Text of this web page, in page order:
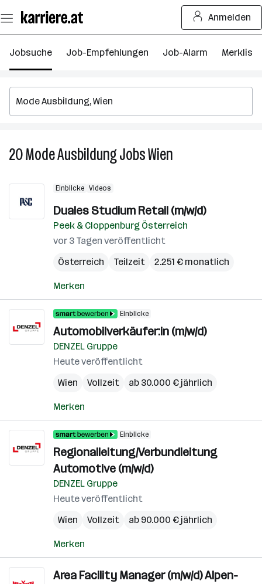
Seiteninhalt
springen
Anmelden
Jobsuche Job-Empfehlungen Job-Alarm Merkliste
20Mode AusbildungJobsWien
in
Wien
Einblicke Videos
Duales Studium Retail (m/w/d)
Peek & Cloppenburg Österreich
vor 3 Tagen veröffentlicht
Österreich
Teilzeit 2.251 € monatlich
Merken
Einblicke
Automobilverkäufer:in (m/w/d)
DENZEL Gruppe
Heute veröffentlicht
Wien
Vollzeit ab 30.000 € jährlich
Merken
Einblicke
Regionalleitung/Verbundleitung
Automotive (m/w/d)
DENZEL Gruppe
Heute veröffentlicht
Wien
Vollzeit ab 90.000 € jährlich
Merken
Area Facility Manager (m/w/d) Alpen-